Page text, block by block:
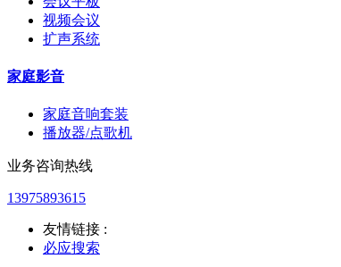
视频会议
扩声系统
家庭影音
家庭音响套装
播放器/点歌机
业务咨询热线
13975893615
友情链接 :
必应搜索